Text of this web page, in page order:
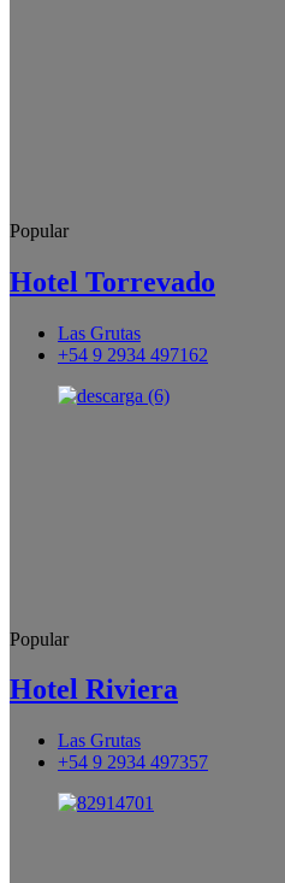
Popular
Hotel Torrevado
Las Grutas
+54 9 2934 497162
Popular
Hotel Riviera
Las Grutas
+54 9 2934 497357